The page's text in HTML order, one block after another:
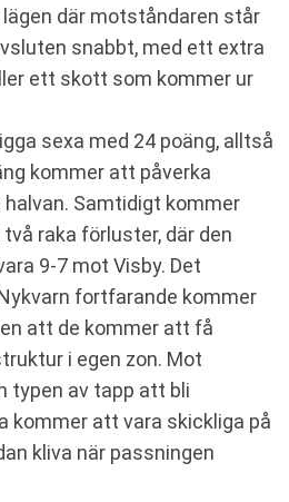
där motståndaren står
snabbt, med ett extra
ett skott som kommer ur
sexa med 24 poäng, alltså
kommer att påverka
halvan. Samtidigt kommer
raka förluster, där den
9-7 mot Visby. Det
fortfarande kommer
att de kommer att få
i egen zon. Mot
typen av tapp att bli
kommer att vara skickliga på
kliva när passningen